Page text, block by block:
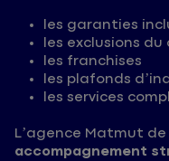
les garanties
les exclusions
les franchises
les plafonds
les services
L’agence Matmut
accompagnement